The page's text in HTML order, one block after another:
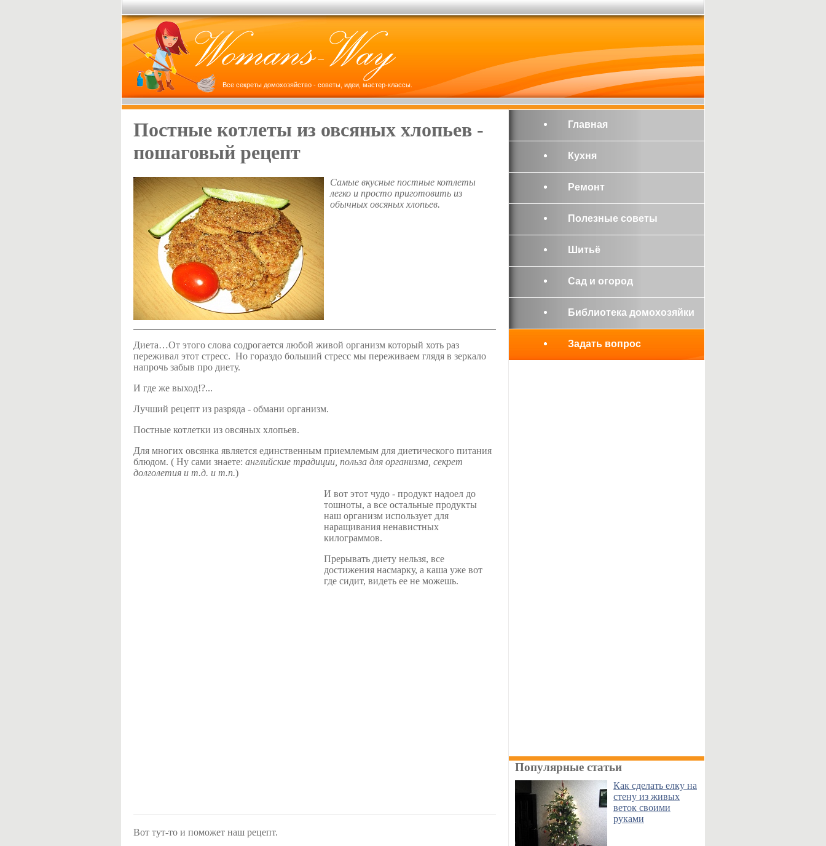
Все секреты домохозяйство - советы, идеи, мастер-классы.
Постные котлеты из овсяных хлопьев -
пошаговый рецепт
Самые вкусные постные котлеты
легко и просто приготовить из
обычных овсяных хлопьев.
Диета…От этого слова содрогается любой живой организм который хоть раз
переживал этот стресс. Но гораздо больший стресс мы переживаем глядя в зеркало
напрочь забыв про диету.
И где же выход!?...
Лучший рецепт из разряда - обмани организм.
Постные котлетки из овсяных хлопьев.
Для многих овсянка является единственным приемлемым для диетического питания
блюдом. ( Ну сами знаете: английские традиции, польза для организма, секрет
долголетия и т.д. и т.п.)
И вот этот чудо - продукт надоел до
тошноты, а все остальные продукты
наш организм использует для
наращивания ненавистных
килограммов.
Прерывать диету нельзя, все
достижения насмарку, а каша уже вот
где сидит, видеть ее не можешь.
Вот тут-то и поможет наш рецепт.
Главная
Кухня
Ремонт
Полезные советы
Шитьё
Сад и огород
Библиотека домохозяйки
Задать вопрос
Популярные статьи
Как сделать елку на
стену из живых
веток своими
руками